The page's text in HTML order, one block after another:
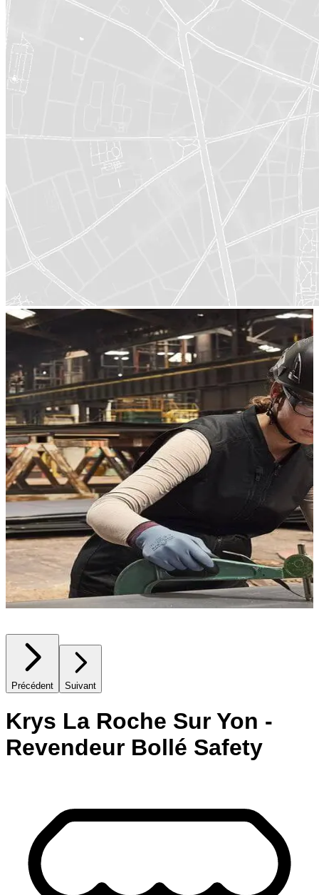
Précédent Suivant
Krys La Roche Sur Yon -
Revendeur Bollé Safety